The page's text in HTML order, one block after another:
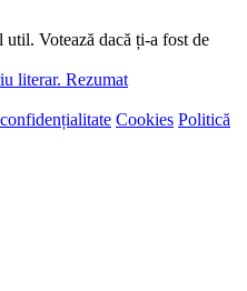
util. Votează dacă ți-a fost de
literar. Rezumat
Cookies Politică